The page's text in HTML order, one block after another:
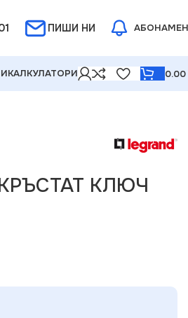
ПИШИ НИ
КАЛКУЛАТОРИ 0.00
КЛЮЧ